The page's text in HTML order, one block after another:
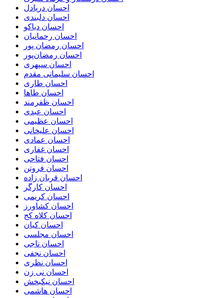
احسان دریادل
احسان دلبندی
احسان دیاکو
احسان رحمانیان
احسان رمضان پور
احسان رمضان‌پور
احسان سپهری
احسان سلیمانی مقدم
احسان طاری
احسان طاها
احسان ظفرمند
احسان عبدی
احسان عظیمی
احسان علیخانی
احسان عمادی
احسان غفاری
احسان فتاحی
احسان فروتن
احسان قربان زاده
احسان کارگر
احسان کریمی
احسان کشاورز
احسان کلاه کج
احسان کیان
احسان مجلسی
احسان ناجی
احسان نجفی
احسان نظری
احسان نی زن
احسان نیکبخش
احسان هاشمی